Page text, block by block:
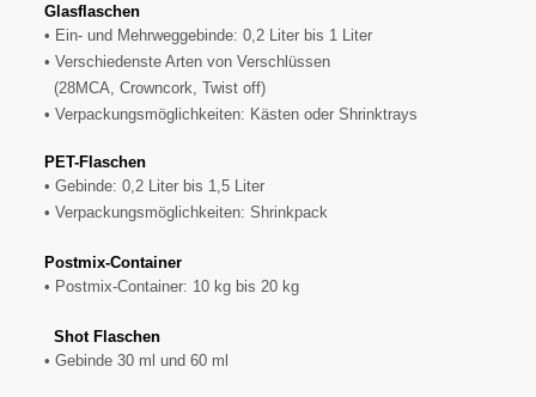
Glasflaschen
• Ein- und Mehrweggebinde: 0,2 Liter bis 1 Liter
• Verschiedenste Arten von Verschlüssen
(28MCA, Crowncork, Twist off)
• Verpackungsmöglichkeiten: Kästen oder Shrinktrays
PET-Flaschen
• Gebinde: 0,2 Liter bis 1,5 Liter
• Verpackungsmöglichkeiten: Shrinkpack
Postmix-Container
• Postmix-Container: 10 kg bis 20 kg
Shot Flaschen
• Gebinde 30 ml und 60 ml